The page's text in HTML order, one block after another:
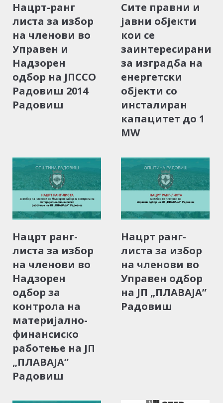
Нацрт-ранг
листа за избор
на членови во
Управен и
Надзорен
одбор на ЈПССО
Радовиш 2014
Радовиш
Сите правни и
јавни објекти
кои се
заинтересирани
за изградба на
енергетски
објекти со
инсталиран
капацитет до 1
MW
Нацрт ранг-
листа за избор
на членови во
Надзорен
одбор за
контрола на
материјално-
финансиско
работење на ЈП
„ПЛАВАЈА”
Радовиш
Нацрт ранг-
листа за избор
на членови во
Управен одбор
на ЈП „ПЛАВАЈА”
Радовиш